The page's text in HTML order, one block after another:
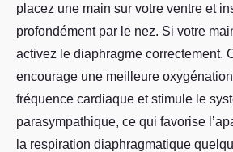
placez une main sur votre ventre et
profondément par le nez. Si votre
activez le diaphragme correctement.
encourage une meilleure
fréquence cardiaque et stimule le
parasympathique, ce qui favorise
la respiration diaphragmatique